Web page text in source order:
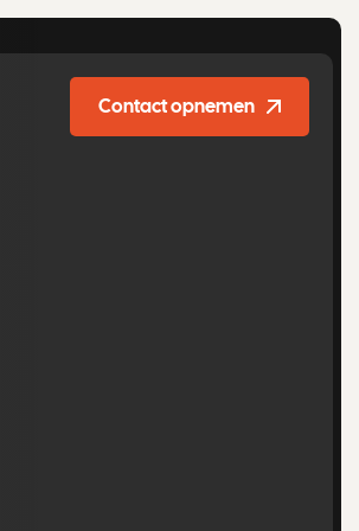
Contact opnemen